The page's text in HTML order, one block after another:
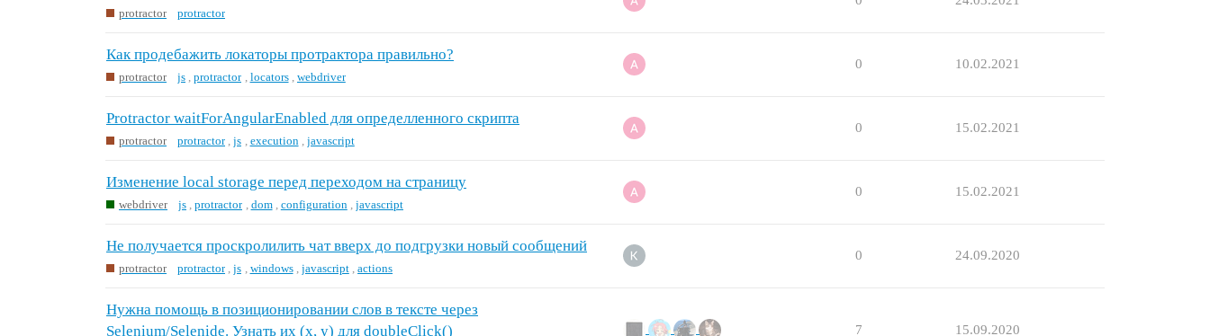
protractor protractor
Как продебажить локаторы протрактора правильно?
protractor js ,protractor locators webdriver
0 10.02.2021
Protractor waitForAngularEnabled для определленного скрипта
protractor protractor ,js execution javascript
0 15.02.2021
Изменение local storage перед переходом на страницу
webdriver js ,protractor dom configuration ,javascript
0 15.02.2021
Не получается проскролилить чат вверх до подгрузки новый сообщений
protractor protractor ,js windows javascript ,actions
0 24.09.2020
Нужна помощь в позиционировании слов в тексте через
Selenium/Selenide. Узнать их (x, y) для doubleClick()
7 15.09.2020